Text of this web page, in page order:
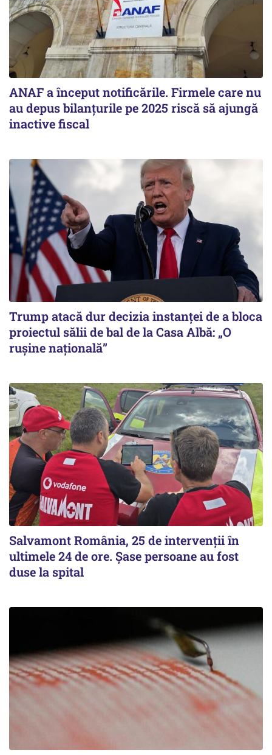
ANAF a început notificările. Firmele care nu
au depus bilanțurile pe 2025 riscă să ajungă
inactive fiscal
Trump atacă dur decizia instanţei de a bloca
proiectul sălii de bal de la Casa Albă: „O
ruşine naţională”
Salvamont România, 25 de intervenții în
ultimele 24 de ore. Șase persoane au fost
duse la spital